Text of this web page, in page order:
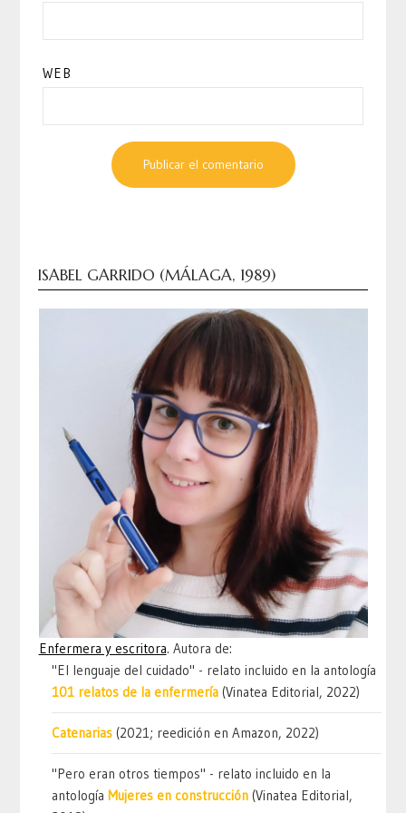
WEB
ISABEL GARRIDO (MÁLAGA, 1989)
Enfermera y escritora. Autora de:
"El lenguaje del cuidado" - relato incluido en la antología
101 relatos de la enfermería (Vinatea Editorial, 2022)
Catenarias (2021; reedición en Amazon, 2022)
"Pero eran otros tiempos" - relato incluido en la
antología Mujeres en construcción (Vinatea Editorial,